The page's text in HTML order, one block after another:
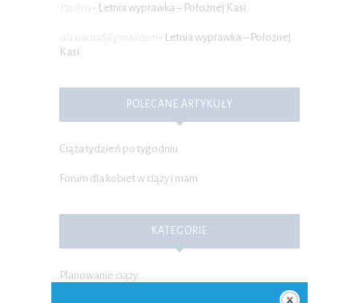
Paulina - Letnia wyprawka – Położnej Kasi
ola.wacuaf@gmail.com - Letnia wyprawka – Położnej
Kasi
POLECANE ARTYKUŁY
Ciąża tydzień po tygodniu
Forum dla kobiet w ciąży i mam
KATEGORIE
Planowanie ciąży